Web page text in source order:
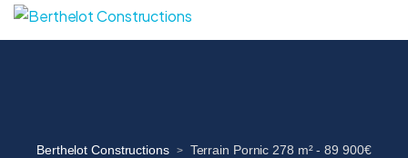
Berthelot Constructions > Terrain Pornic 278 m² - 89 900€